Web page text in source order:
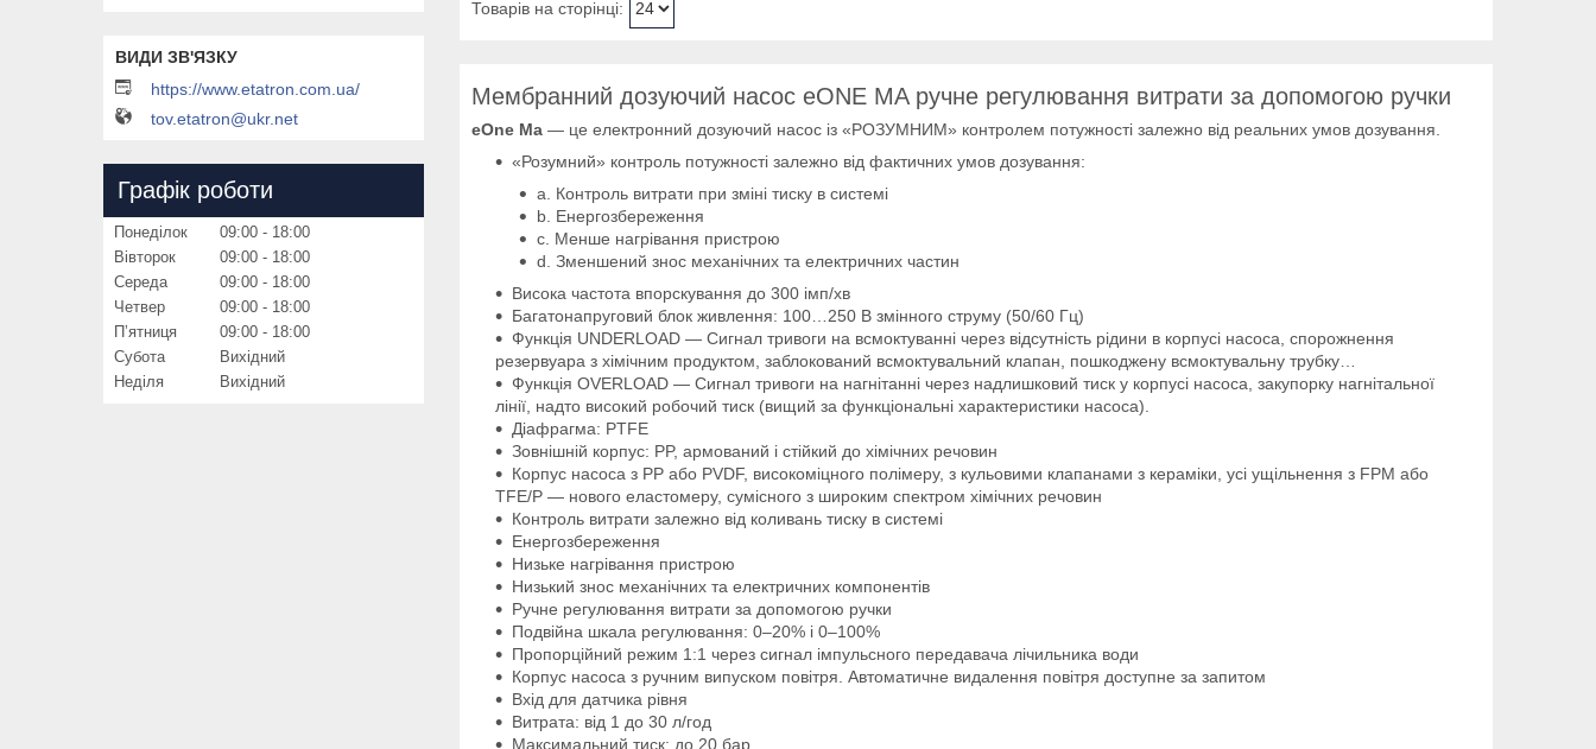
Мембранний дозуючий насос eONE MA ручне регулювання витрати за допомогою ручки
eOne Ma — це електронний дозуючий насос із «РОЗУМНИМ» контролем потужності залежно від реальних умов дозування.
«Розумний» контроль потужності залежно від фактичних умов дозування:
a. Контроль витрати при зміні тиску в системі
b. Енергозбереження
c. Менше нагрівання пристрою
d. Зменшений знос механічних та електричних частин
Висока частота впорскування до 300 імп/хв
Багатонапруговий блок живлення: 100…250 В змінного струму (50/60 Гц)
Функція UNDERLOAD — Сигнал тривоги на всмоктуванні через відсутність рідини в корпусі насоса, спорожнення
резервуара з хімічним продуктом, заблокований всмоктувальний клапан, пошкоджену всмоктувальну трубку…
Функція OVERLOAD — Сигнал тривоги на нагнітанні через надлишковий тиск у корпусі насоса, закупорку нагнітальної
лінії, надто високий робочий тиск (вищий за функціональні характеристики насоса).
Діафрагма: PTFE
Зовнішній корпус: PP, армований і стійкий до хімічних речовин
Корпус насоса з PP або PVDF, високоміцного полімеру, з кульовими клапанами з кераміки, усі ущільнення з FPM або
TFE/P — нового еластомеру, сумісного з широким спектром хімічних речовин
Контроль витрати залежно від коливань тиску в системі
Енергозбереження
Низьке нагрівання пристрою
Низький знос механічних та електричних компонентів
Ручне регулювання витрати за допомогою ручки
Подвійна шкала регулювання: 0–20% і 0–100%
Пропорційний режим 1:1 через сигнал імпульсного передавача лічильника води
Корпус насоса з ручним випуском повітря. Автоматичне видалення повітря доступне за запитом
Вхід для датчика рівня
Витрата: від 1 до 30 л/год
Максимальний тиск: до 20 бар
https://www.etatron.com.ua/
tov.etatron@ukr.net
Графік роботи
Понеділок 09:00
18:00
Вівторок
09:00
18:00
Середа
09:00
18:00
Четвер
09:00
18:00
Пʼятниця
09:00
18:00
Субота
Вихідний
Неділя
Вихідний